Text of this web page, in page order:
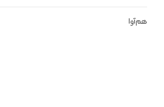
هم‌آوا